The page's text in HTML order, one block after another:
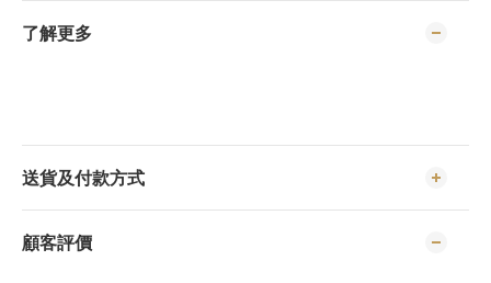
了解更多
送貨及付款方式
顧客評價